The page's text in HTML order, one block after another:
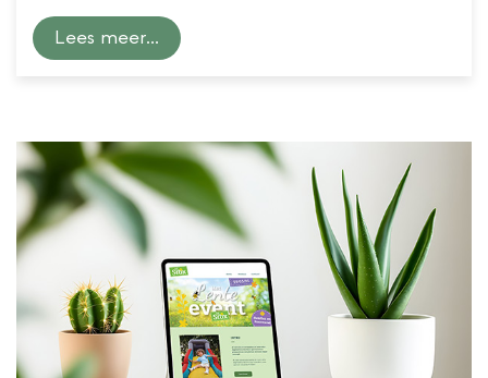
van kunt smullen. Ons tuincentrum zet vijf
toppers voor je op een rij.
Lees meer...